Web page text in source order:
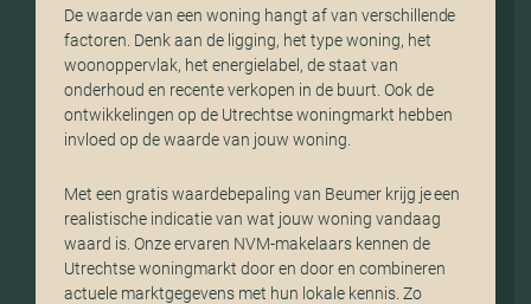
De waarde van een woning hangt af van verschillende
factoren. Denk aan de ligging, het type woning, het
woonoppervlak, het energielabel, de staat van
onderhoud en recente verkopen in de buurt. Ook de
ontwikkelingen op de Utrechtse woningmarkt hebben
invloed op de waarde van jouw woning.
Met een gratis waardebepaling van Beumer krijg je een
realistische indicatie van wat jouw woning vandaag
waard is. Onze ervaren NVM-makelaars kennen de
Utrechtse woningmarkt door en door en combineren
actuele marktgegevens met hun lokale kennis. Zo